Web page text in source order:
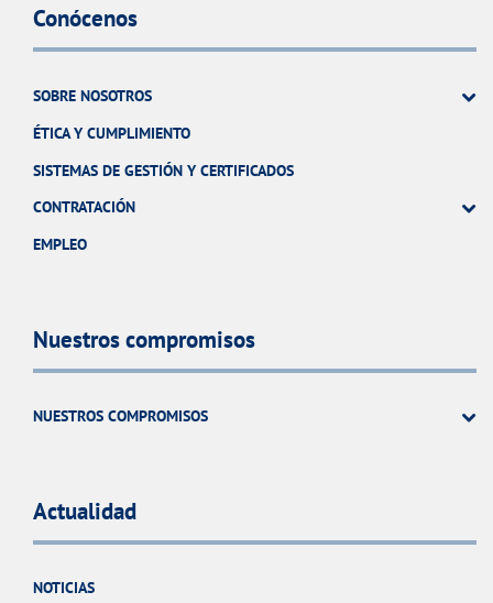
Conócenos
SOBRE NOSOTROS
ÉTICA Y CUMPLIMIENTO
SISTEMAS DE GESTIÓN Y CERTIFICADOS
CONTRATACIÓN
EMPLEO
Nuestros compromisos
NUESTROS COMPROMISOS
Actualidad
NOTICIAS